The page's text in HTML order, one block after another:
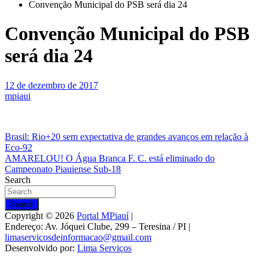
Convenção Municipal do PSB será dia 24
Convenção Municipal do PSB
será dia 24
12 de dezembro de 2017
mpiaui
Navegação
de
Post
Brasil: Rio+20 sem expectativa de grandes avanços em relação à
Eco-92
AMARELOU! O Água Branca F. C. está eliminado do
Campeonato Piauiense Sub-18
Search
Search
Copyright © 2026 Portal MPiauí|
Endereço: Av. Jóquei Clube, 299 – Teresina / PI |
limaservicosdeinformacao@gmail.com
Desenvolvido por: Lima Serviços